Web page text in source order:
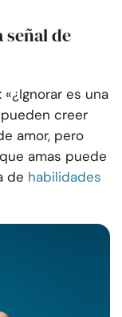
señal de
es una
creer
amor, pero
amas puede
de habilidades